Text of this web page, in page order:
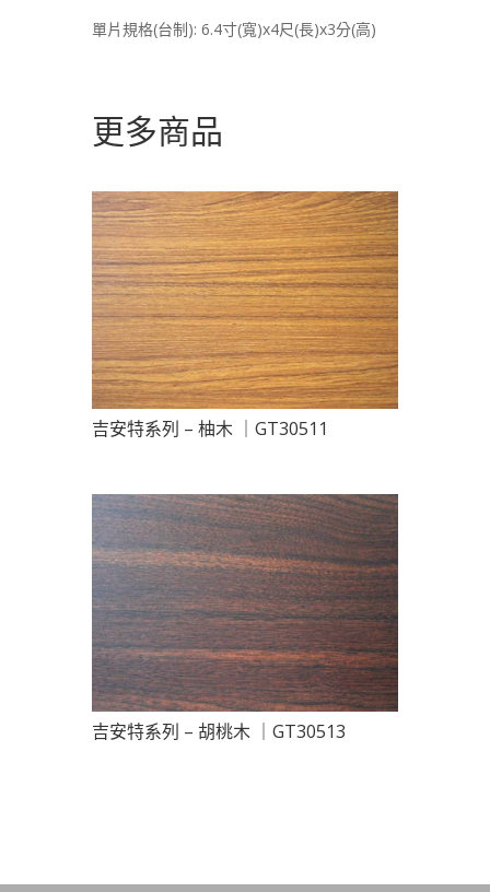
單片規格(台制): 6.4寸(寬)x4尺(長)x3分(高)
更多商品
吉安特系列 – 柚木 ｜GT30511
吉安特系列 – 胡桃木 ｜GT30513